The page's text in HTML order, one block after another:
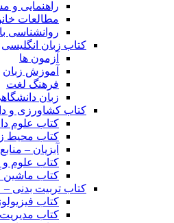
راهنمایی و
مطالعات
روانشناسی
کتاب زبان انگلیسی
آزمون ها
آموزش زبان
فرهنگ لغت
زبان
کتاب کشاورزی و
کتاب علوم
کتاب محیط
آبزیان –
کتاب علوم و
کتاب ماشین
کتاب تربیت بدنی
کتاب
کتاب